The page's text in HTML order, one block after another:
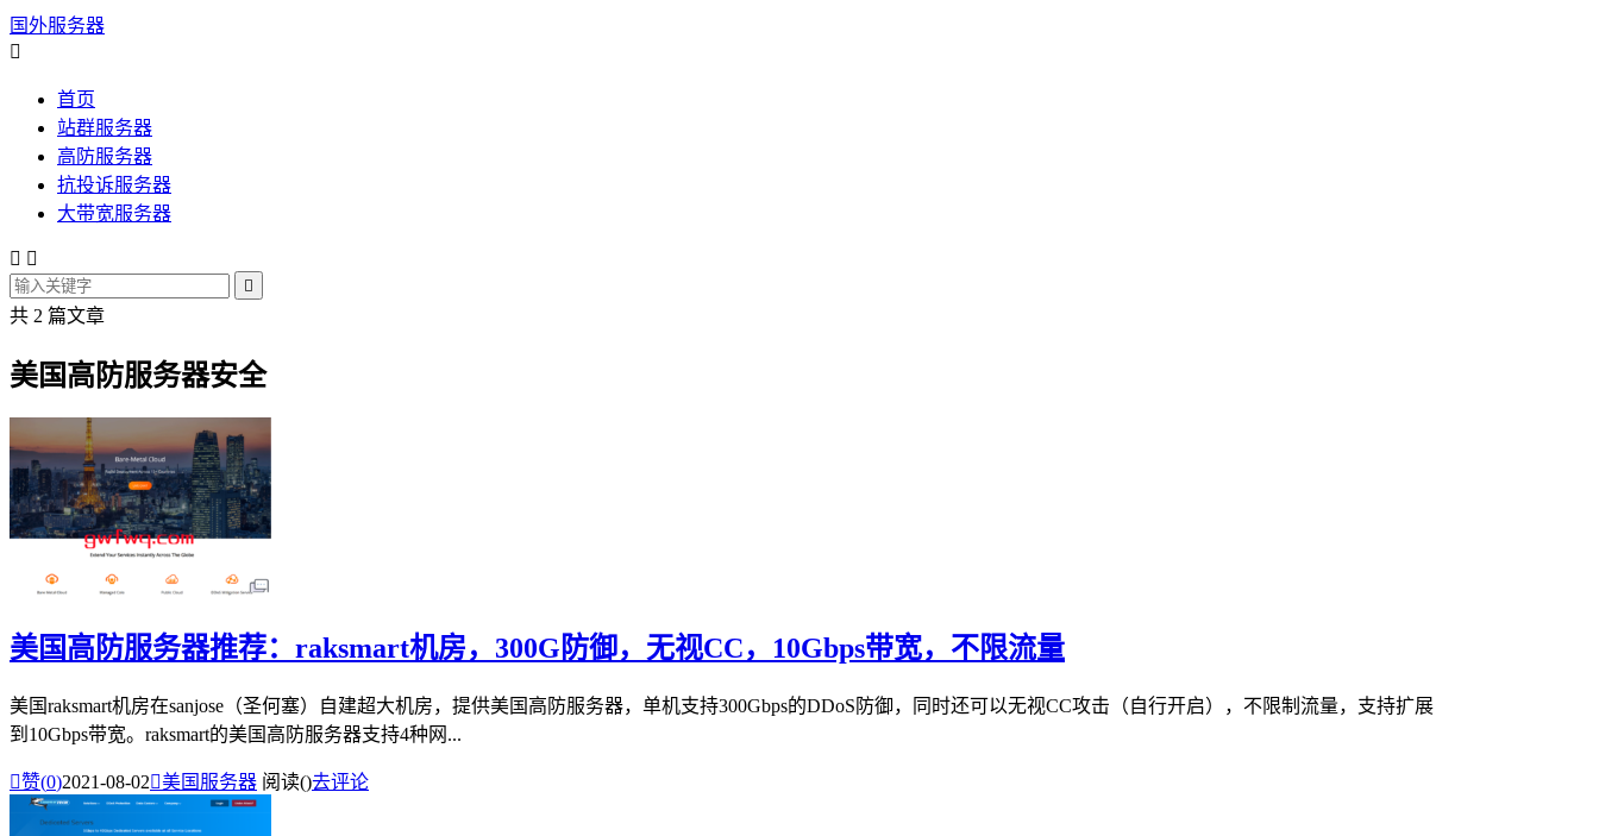
国外服务器

首页
站群服务器
高防服务器
抗投诉服务器
大带宽服务器
 

共 2 篇文章
美国高防服务器安全
美国高防服务器推荐：raksmart机房，300G防御，无视CC，10Gbps带宽，不限流量
美国raksmart机房在sanjose（圣何塞）自建超大机房，提供美国高防服务器，单机支持300Gbps的DDoS防御，同时还可以无视CC攻击（自行开启），不限制流量，支持扩展
到10Gbps带宽。raksmart的美国高防服务器支持4种网...
赞(0)2021-08-02美国服务器 阅读()去评论